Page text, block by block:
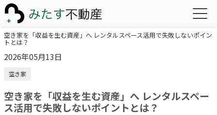
空き家を「収益を生む資産」へ レンタルスペース活用で失敗しないポイン
トとは？
2026年05月13日
空き家
空き家を「収益を生む資産」へ レンタルスペー
ス活用で失敗しないポイントとは？